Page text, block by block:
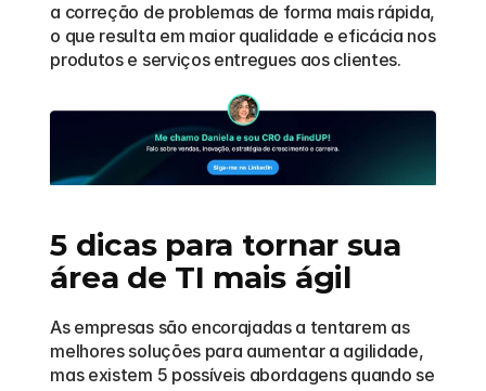
a correção de problemas de forma mais rápida,
o que resulta em maior qualidade e eficácia nos
produtos e serviços entregues aos clientes.
5 dicas para tornar sua
área de TI mais ágil
As empresas são encorajadas a tentarem as
melhores soluções para aumentar a agilidade,
mas existem 5 possíveis abordagens quando se